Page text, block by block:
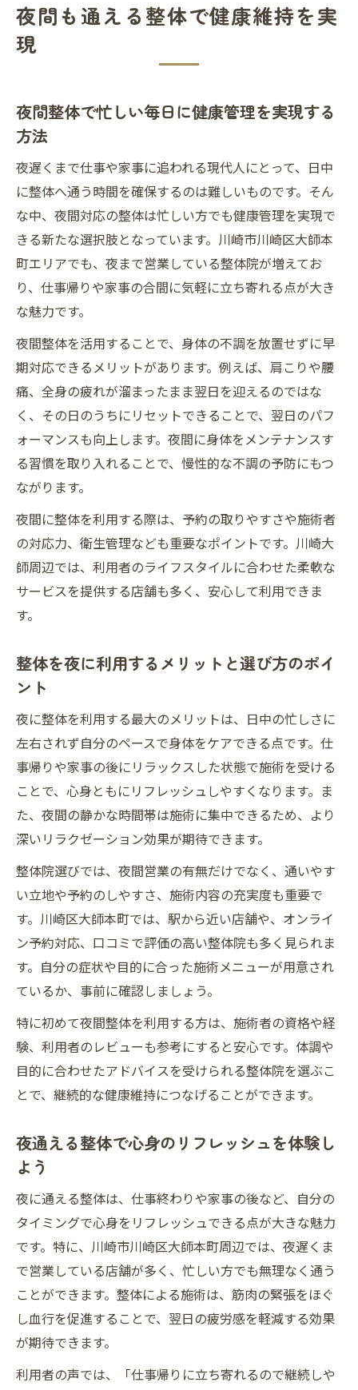
川崎大師周辺の夜間対応整体の魅力とは
夜利用しやすい整体院選びの新しい基準と
整体を夜に選ぶ理由と利用者の声を紹介
仕事帰りに立ち寄れる整体の選び方ポイン
ト
夜に整体が人気の理由と利用時の注意点
夜間整体で日常の悩みを解消する選び方
疲れた体に夜の整体がもたらす癒やし
夜整体で心身ともに癒やされる理由と効果
疲労回復に夜間整体が選ばれるポイント
夜通院の整体がもたらすリラックス体験
仕事終わりに整体で得られる癒やしの時間
夜整体で一日の疲れをスッキリ解消しよう
仕事帰り整体で叶う快適な毎日
仕事帰りに整体通院で快適な日々を手に入
れる
夜の整体活用で毎日の疲れをしっかりリセ
ット
整体を夜活用することで生活の質が向上す
忙しい社会人にも合う夜間整体の選び方
川崎区大師本町で整体を夜活用するコツ
川崎区大師本町の夜間整体を上手に活用す
る方法
整体を夜に利用して健康維持を目指すコツ
忙しい方におすすめの夜整体利用術
夜間整体で効率良く疲労回復するポイント
整体を夜活用してライフスタイルを整える
方法
夜の時間を活かした整体通院の魅力
夜利用の整体通院がもたらす多彩な魅力と
は
整体を夜に活用することで得られる変化
夜間整体で叶う健康的な暮らしの始め方
整体を夜活用することで得られる安心感
夜に通える整体院の利便性とその魅力
夜間も通える整体で健康維持を実
現
夜間整体で忙しい毎日に健康管理を実現する
方法
夜遅くまで仕事や家事に追われる現代人にとって、日中
に整体へ通う時間を確保するのは難しいものです。そん
な中、夜間対応の整体は忙しい方でも健康管理を実現で
きる新たな選択肢となっています。川崎市川崎区大師本
町エリアでも、夜まで営業している整体院が増えてお
り、仕事帰りや家事の合間に気軽に立ち寄れる点が大き
な魅力です。
夜間整体を活用することで、身体の不調を放置せずに早
期対応できるメリットがあります。例えば、肩こりや腰
痛、全身の疲れが溜まったまま翌日を迎えるのではな
く、その日のうちにリセットできることで、翌日のパフ
ォーマンスも向上します。夜間に身体をメンテナンスす
る習慣を取り入れることで、慢性的な不調の予防にもつ
ながります。
夜間に整体を利用する際は、予約の取りやすさや施術者
の対応力、衛生管理なども重要なポイントです。川崎大
師周辺では、利用者のライフスタイルに合わせた柔軟な
サービスを提供する店舗も多く、安心して利用できま
す。
整体を夜に利用するメリットと選び方のポイ
ント
夜に整体を利用する最大のメリットは、日中の忙しさに
左右されず自分のペースで身体をケアできる点です。仕
事帰りや家事の後にリラックスした状態で施術を受ける
ことで、心身ともにリフレッシュしやすくなります。ま
た、夜間の静かな時間帯は施術に集中できるため、より
深いリラクゼーション効果が期待できます。
整体院選びでは、夜間営業の有無だけでなく、通いやす
い立地や予約のしやすさ、施術内容の充実度も重要で
す。川崎区大師本町では、駅から近い店舗や、オンライ
ン予約対応、口コミで評価の高い整体院も多く見られま
す。自分の症状や目的に合った施術メニューが用意され
ているか、事前に確認しましょう。
特に初めて夜間整体を利用する方は、施術者の資格や経
験、利用者のレビューも参考にすると安心です。体調や
目的に合わせたアドバイスを受けられる整体院を選ぶこ
とで、継続的な健康維持につなげることができます。
夜通える整体で心身のリフレッシュを体験し
よう
夜に通える整体は、仕事終わりや家事の後など、自分の
タイミングで心身をリフレッシュできる点が大きな魅力
です。特に、川崎市川崎区大師本町周辺では、夜遅くま
で営業している店舗が多く、忙しい方でも無理なく通う
ことができます。整体による施術は、筋肉の緊張をほぐ
し血行を促進することで、翌日の疲労感を軽減する効果
が期待できます。
利用者の声では、「仕事帰りに立ち寄れるので継続しや